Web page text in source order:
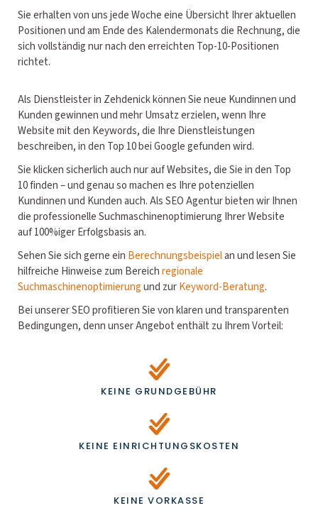
Sie erhalten von uns jede Woche eine Übersicht Ihrer aktuellen
Positionen und am Ende des Kalendermonats die Rechnung, die
sich vollständig nur nach den erreichten Top-10-Positionen
richtet.
Als Dienstleister in Zehdenick können Sie neue Kundinnen und
Kunden gewinnen und mehr Umsatz erzielen, wenn Ihre
Website mit den Keywords, die Ihre Dienstleistungen
beschreiben, in den Top 10 bei Google gefunden wird.
Sie klicken sicherlich auch nur auf Websites, die Sie in den Top
10 finden – und genau so machen es Ihre potenziellen
Kundinnen und Kunden auch. Als SEO Agentur bieten wir Ihnen
die professionelle Suchmaschinenoptimierung Ihrer Website
auf 100%iger Erfolgsbasis an.
Sehen Sie sich gerne ein Berechnungsbeispielan und lesen Sie
hilfreiche Hinweise zum Bereichregionale
Suchmaschinenoptimierungund zurKeyword-Beratung.
Bei unserer SEO profitieren Sie von klaren und transparenten
Bedingungen, denn unser Angebot enthält zu Ihrem Vorteil:
KEINE GRUNDGEBÜHR
KEINE EINRICHTUNGSKOSTEN
KEINE VORKASSE